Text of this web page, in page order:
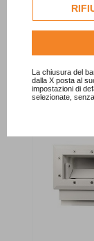
dell'utente e,
per
informazioni
Consulta
La chiusura del
dalla X posta al
impostazioni di
selezionate,